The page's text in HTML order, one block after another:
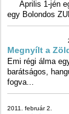
Mire jó az